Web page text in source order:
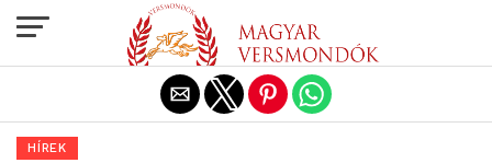
HÍREK
Exit mobile version